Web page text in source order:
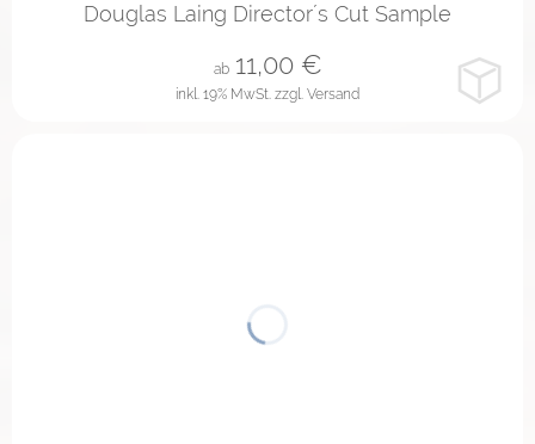
Douglas Laing Director´s Cut Sample
inkl. 19% MwSt. zzgl. Versand
ab 11,00€